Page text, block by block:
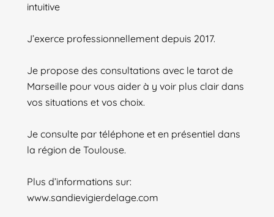
intuitive
J’exerce professionnellement depuis 2017.
Je propose des consultations avec le tarot de
Marseille pour vous aider à y voir plus clair dans
vos situations et vos choix.
Je consulte par téléphone et en présentiel dans
la région de Toulouse.
Plus d’informations sur:
www.sandievigierdelage.com